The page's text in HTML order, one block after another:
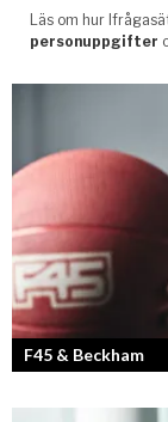
F45 & Beckham